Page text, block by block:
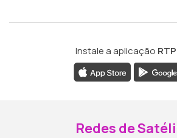
Instale a aplicação
Redes de